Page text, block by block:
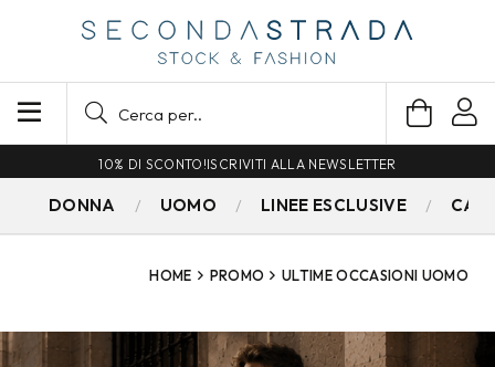
10% DI SCONTO!ISCRIVITI ALLA NEWSLETTER
DONNA UOMO LINEE ESCLUSIVE
HOME PROMO ULTIME OCCASIONI UOMO